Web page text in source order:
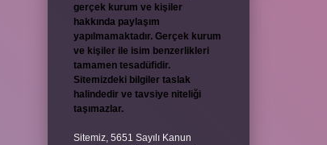
gerçek kurum ve kişiler
hakkında paylaşım
yapılmamaktadır. Gerçek kurum
ve kişiler ile isim benzerlikleri
tamamen tesadüfidir.
Sitemizdeki bilgiler taslak
halindedir ve tavsiye niteliği
taşımazlar.
Sitemiz, 5651 Sayılı Kanun